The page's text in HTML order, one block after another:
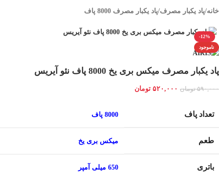
خانه/پاد یکبار مصرف/پاد یکبار مصرف 8000 پاف
-12%
ناموجود
پاد یکبار مصرف میکس بری یخ 8000 پاف نئو آیریس
۵۹۰,۰۰۰ تومان ۵۲۰,۰۰۰ تومان
تعداد پاف 8000 پاف
طعم میکس بری یخ
باتری 650 میلی آمپر